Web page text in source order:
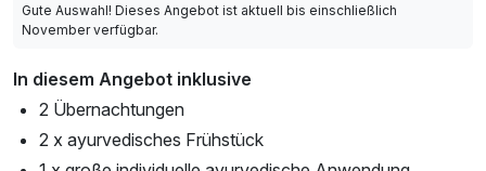
Gute Auswahl! Dieses Angebot ist aktuell bis einschließlich
November verfügbar.
In diesem Angebot inklusive
2 Übernachtungen
2 x ayurvedisches Frühstück